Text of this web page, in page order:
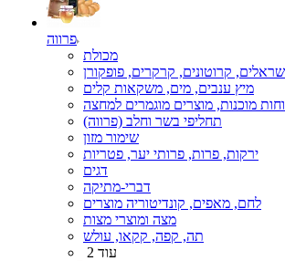
פרווה
מכולת
קרוטונים, קרקרים, פופקורן
מיץ ענבים, מים, משקאות קלים
מוכנות, מוצרים מוגמרים למחצה
תחליפי בשר וחלב (פרווה)
שימור מזון
ירקות, פרות, פרותי יער, פטריות
דגים
דברי-מתיקה
לחם, מאפים, קונדיטוריה מוצרים
מצה ומוצרי מצות
תה, קפה, קקאו, עולש
עוד 2